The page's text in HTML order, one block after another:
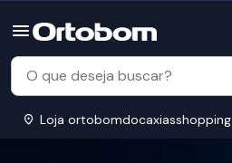
Loja ortobomdocaxiasshopping